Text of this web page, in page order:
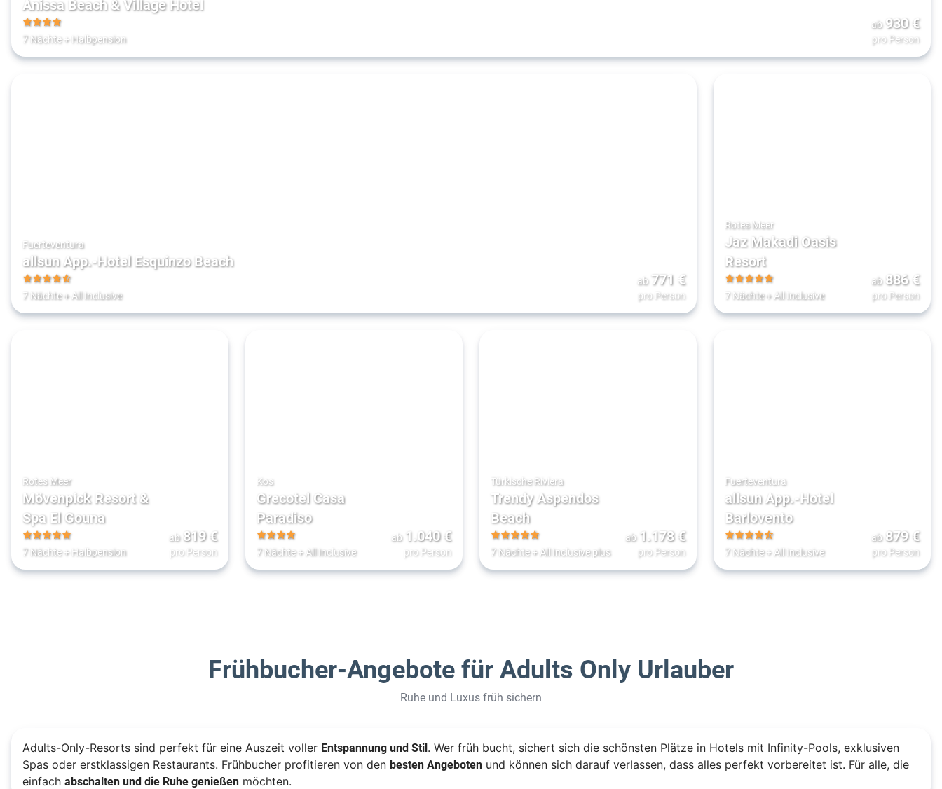
Anissa Beach & Village Hotel
7 Nächte+ Halbpension
ab 930€
pro Person
Fuerteventura
allsun App.-Hotel Esquinzo Beach
7 Nächte+ All Inclusive
ab 771 €
pro Person
Rotes Meer
Jaz Makadi Oasis
Resort
7 Nächte+ All Inclusive
ab 886€
pro Person
Rotes Meer
Mövenpick Resort &
Spa El Gouna
7 Nächte+ Halbpension
ab 819€
pro Person
Kos
Grecotel Casa
Paradiso
7 Nächte+ All Inclusive
ab 1.040€
pro Person
Türkische Riviera
Trendy Aspendos
Beach
7 Nächte+ All Inclusive plus
ab 1.178€
pro Person
Fuerteventura
allsun App.-Hotel
Barlovento
7 Nächte+ All Inclusive
ab 879€
pro Person
Frühbucher-Angebote für Adults Only Urlauber
Ruhe und Luxus früh sichern
Adults-Only-Resorts sind perfekt für eine Auszeit voller Entspannung und Stil. Wer früh bucht, sichert sich die schönsten Plätze in Hotels mit Infinity-Pools, exklusiven
Spas oder erstklassigen Restaurants. Frühbucher profitieren von den besten Angeboten und können sich darauf verlassen, dass alles perfekt vorbereitet ist. Für alle, die
einfach abschalten und die Ruhe genießen möchten.